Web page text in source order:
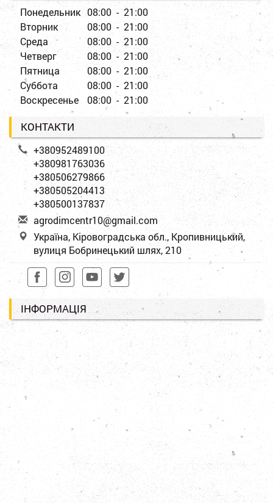
Понедельник 08:00 - 21:00
Вторник
08:00 - 21:00
Среда
08:00 - 21:00
Четверг
08:00 - 21:00
Пятница
08:00 - 21:00
Суббота
08:00 - 21:00
Воскресенье
08:00 - 21:00
КОНТАКТИ
+380952489100
+380981763036
+380506279866
+380505204413
+380500137837
agrodimcentr10@gmail.com
Україна, Кіровоградська обл., Кропивницький,
вулиця Бобринецький шлях, 210
ІНФОРМАЦІЯ